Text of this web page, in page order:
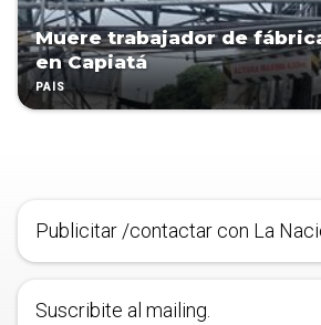
Muere trabajador de
en Capiatá
PAÍS
Publicitar /contactar con La
Suscribite al mailing.